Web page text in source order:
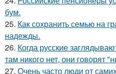
бум.
25. Как сохранить семью на
надежды.
26. Когда русские
там никого нет, они говорят
27. Очень часто люди от